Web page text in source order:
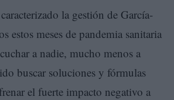
la gestión de García-
estos meses de pandemia sanitaria
a nadie, mucho menos a
buscar soluciones y fórmulas
el fuerte impacto negativo a